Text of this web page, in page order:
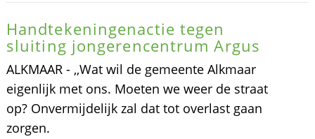
Handtekeningenactie tegen
sluiting jongerencentrum Argus
ALKMAAR - ,,Wat wil de gemeente Alkmaar
eigenlijk met ons. Moeten we weer de straat
op? Onvermijdelijk zal dat tot overlast gaan
zorgen.